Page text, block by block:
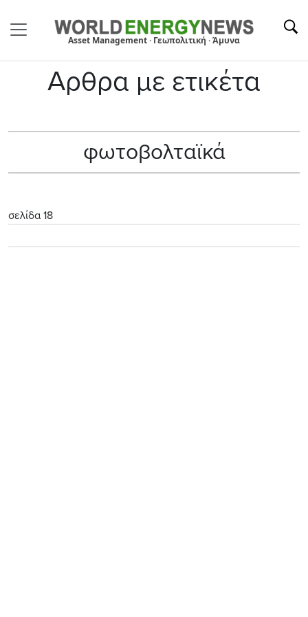
Asset Management · Γεωπολιτική · Άμυνα
Αρθρα με ετικέτα
φωτοβολταϊκά
σελίδα 18